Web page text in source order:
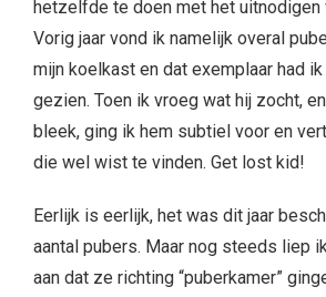
hetzelfde te doen met het uitnodigen
Vorig jaar vond ik namelijk overal
mijn koelkast en dat exemplaar had
gezien. Toen ik vroeg wat hij zocht,
bleek, ging ik hem subtiel voor en
die wel wist te vinden. Get lost kid!
Eerlijk is eerlijk, het was dit jaar
aantal pubers. Maar nog steeds liep
aan dat ze richting “puberkamer”